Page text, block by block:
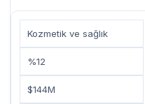
Kozmetik ve sağlık
%12
$144M